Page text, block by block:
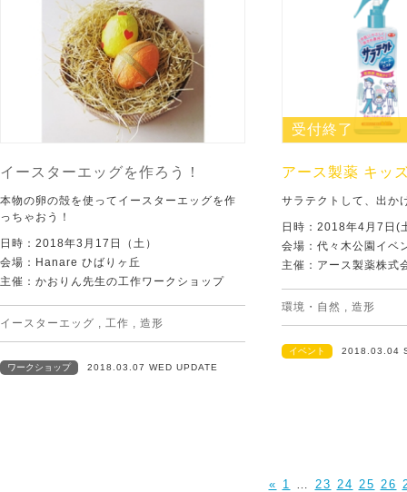
イースターエッグを作ろう！
本物の卵の殻を使ってイースターエッグを作
っちゃおう！
日時：2018年3月17日（土）
会場：Hanare ひばりヶ丘
主催：かおりん先生の工作ワークショップ
イースターエッグ , 工作 , 造形
ワークショップ 2018.03.07 WED UPDATE
受付終了
アース製薬 キッ
サラテクトして、出か
日時：2018年4月7日(
会場：代々木公園イベ
主催：アース製薬株式
環境・自然 , 造形
イベント 2018.03.04
« 1 … 23 24 25 26